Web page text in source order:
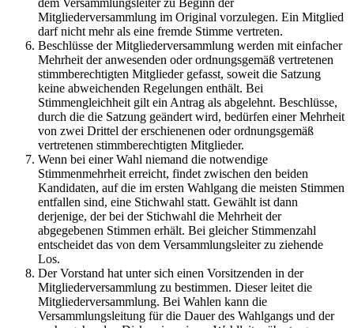
dem Versammlungsleiter zu Beginn der
Mitgliederversammlung im Original vorzulegen. Ein Mitglied
darf nicht mehr als eine fremde Stimme vertreten.
Beschlüsse der Mitgliederversammlung werden mit einfacher
Mehrheit der anwesenden oder ordnungsgemäß vertretenen
stimmberechtigten Mitglieder gefasst, soweit die Satzung
keine abweichenden Regelungen enthält. Bei
Stimmengleichheit gilt ein Antrag als abgelehnt. Beschlüsse,
durch die die Satzung geändert wird, bedürfen einer Mehrheit
von zwei Drittel der erschienenen oder ordnungsgemäß
vertretenen stimmberechtigten Mitglieder.
Wenn bei einer Wahl niemand die notwendige
Stimmenmehrheit erreicht, findet zwischen den beiden
Kandidaten, auf die im ersten Wahlgang die meisten Stimmen
entfallen sind, eine Stichwahl statt. Gewählt ist dann
derjenige, der bei der Stichwahl die Mehrheit der
abgegebenen Stimmen erhält. Bei gleicher Stimmenzahl
entscheidet das von dem Versammlungsleiter zu ziehende
Los.
Der Vorstand hat unter sich einen Vorsitzenden in der
Mitgliederversammlung zu bestimmen. Dieser leitet die
Mitgliederversammlung. Bei Wahlen kann die
Versammlungsleitung für die Dauer des Wahlgangs und der